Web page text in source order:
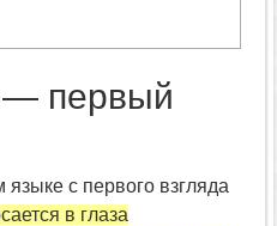
— первый
с первого взгляда
в глаза